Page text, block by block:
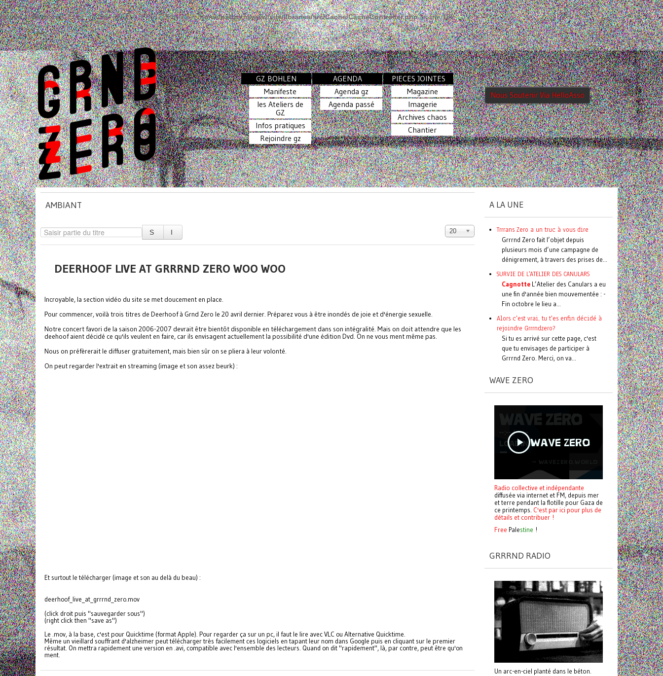
Notice: unserialize(): Error at offset 565114 of 565215 bytes in/home/pxbzrxm/www/site/libraries/src/Cache/CacheController.phpon line182
GZ BOHLEN
Manifeste
les Ateliers de
GZ
Infos pratiques
Rejoindre gz
AGENDA
Agenda gz
Agenda passé
PIECES JOINTES
Magazine
Imagerie
Archives chaos
Chantier
Nous Soutenir Via HelloAsso
AMBIANT
20
DEERHOOF LIVE AT GRRRND ZERO WOO WOO
Incroyable, la section vidéo du site se met doucement en place.
Pour commencer, voilà trois titres de Deerhoof à Grnd Zero le 20 avril dernier. Préparez vous à être inondés de joie et d'énergie sexuelle.
Notre concert favori de la saison 2006-2007 devrait être bientôt disponible en téléchargement dans son intégralité. Mais on doit attendre que les
deehoof aient décidé ce qu'ils veulent en faire, car ils envisagent actuellement la possibilité d'une édition Dvd. On ne vous ment même pas.
Nous on préfèrerait le diffuser gratuitement, mais bien sûr on se pliera à leur volonté.
On peut regarder l'extrait en streaming (image et son assez beurk) :
Et surtout le télécharger (image et son au delà du beau) :
deerhoof_live_at_grrrnd_zero.mov
(click droit puis "sauvegarder sous")
(right click then "save as")
Le .mov, à la base, c'est pour Quicktime (format Apple). Pour regarder ça sur un pc, il faut le lire avec VLC ou Alternative Quicktime.
Même un vieillard souffrant d'alzheimer peut télécharger très facilement ces logiciels en tapant leur nom dans Google puis en cliquant sur le premier
résultat. On mettra rapidement une version en .avi, compatible avec l'ensemble des lecteurs. Quand on dit "rapidement", là, par contre, peut être qu'on
ment.
A LA UNE
Trrrans Zero a un truc à vous dire
Grrrnd Zero fait l’objet depuis
plusieurs mois d’une campagne de
dénigrement, à travers des prises de...
SURVIE DE L'ATELIER DES CANULARS
Cagnotte L’Atelier des Canulars a eu
une fin d'année bien mouvementée : -
Fin octobre le lieu a...
Alors c'est vrai, tu t'es enfin décidé à
rejoindre Grrrndzero?
Si tu es arrivé sur cette page, c'est
que tu envisages de participer à
Grrrnd Zero. Merci, on va...
WAVE ZERO
Radio collective et indépendante
diffusée via internet et FM, depuis mer
et terre pendant la flotille pour Gaza de
ce printemps. C'est par ici pour plus de
détails et contribuer !
Free Palestine !
GRRRND RADIO
Un arc-en-ciel planté dans le béton.